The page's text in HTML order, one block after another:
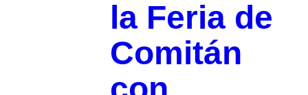
la Feria de
Comitán